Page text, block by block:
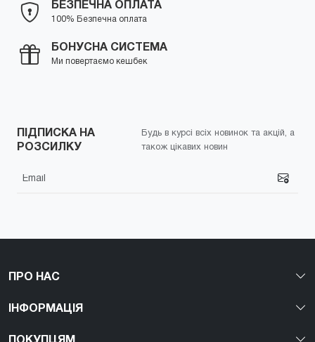
БЕЗПЕЧНА ОПЛАТА
100% Безпечна оплата
БОНУСНА СИСТЕМА
Ми повертаємо кешбек
ПІДПИСКА НА
РОЗСИЛКУ
Будь в курсі всіх новинок та акцій, а
також цікавих новин
ПРО НАС
ІНФОРМАЦІЯ